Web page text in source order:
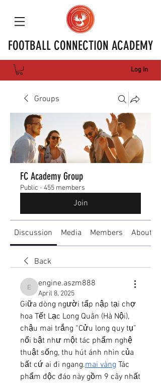
FOOTBALL CONNECTION ACADEMY
Log In
Groups
FC Academy Group
Public · 455 members
Join
Discussion Media Members About
Back
engine.aszm888
engine.aszm888
April 8, 2025
Giữa dòng người tấp nập tại chợ
hoa Tết Lạc Long Quân (Hà Nội),
chậu mai trắng “Cửu long quy tụ”
nổi bật như một tác phẩm nghệ
thuật sống, thu hút ánh nhìn của
bất cứ ai đi ngang.mai vàng Tác
phẩm độc đáo này gồm 9 cây nhất